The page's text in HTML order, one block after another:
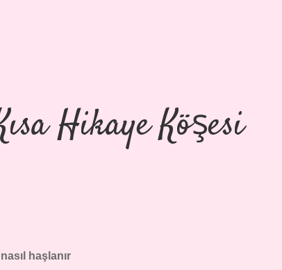
Hikaye Köşesi
haşlanır